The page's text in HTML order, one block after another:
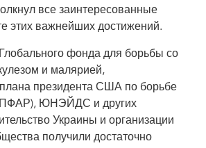
все заинтересованные
этих важнейших достижений.
фонда для борьбы со
и малярией,
президента США по борьбе
ЮНЭЙДС и других
Украины и организации
получили достаточно